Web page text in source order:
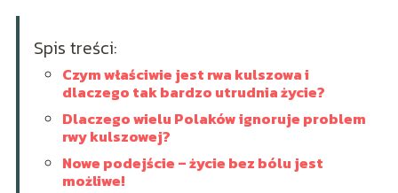
Spis treści:
Czym właściwie jest rwa kulszowa i
dlaczego tak bardzo utrudnia życie?
Dlaczego wielu Polaków ignoruje problem
rwy kulszowej?
Nowe podejście – życie bez bólu jest
możliwe!